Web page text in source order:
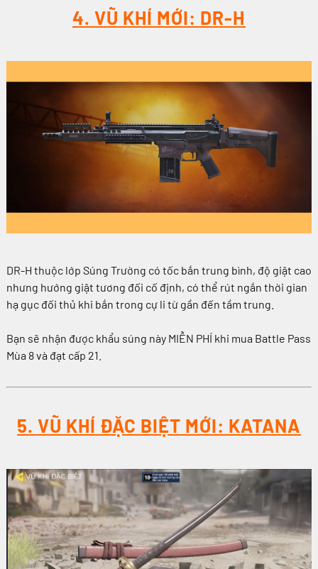
4. VŨ KHÍ MỚI: DR-H
DR-H thuộc lớp Súng Trường có tốc bắn trung bình, độ giật cao
nhưng hướng giật tương đối cố định, có thể rút ngắn thời gian
hạ gục đối thủ khi bắn trong cự li từ gần đến tầm trung.
Bạn sẽ nhận được khẩu súng này MIỄN PHÍ khi mua Battle Pass
Mùa 8 và đạt cấp 21.
5. VŨ KHÍ ĐẶC BIỆT MỚI: KATANA